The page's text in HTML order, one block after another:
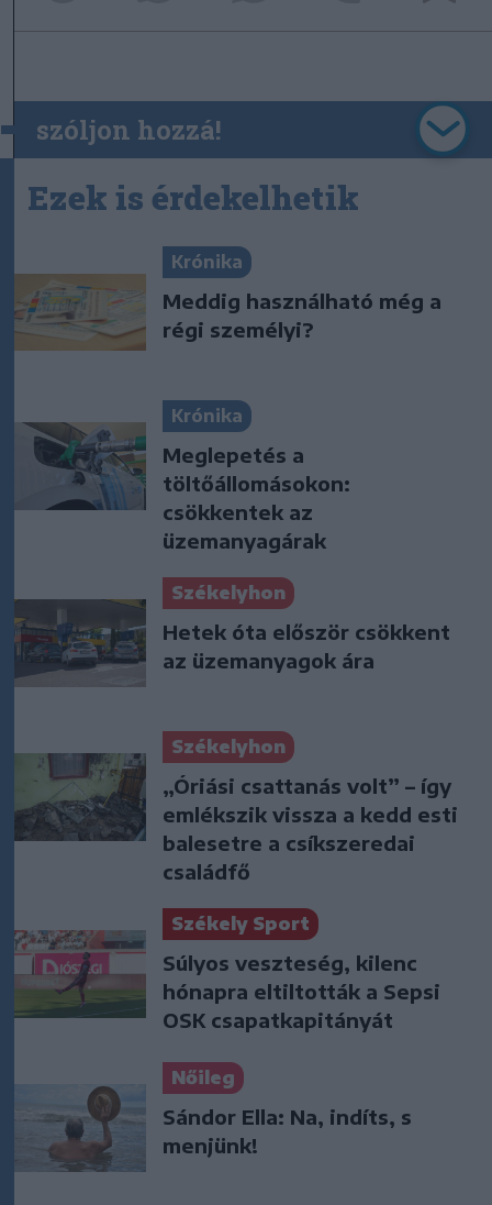
szóljon hozzá!
Ezek is érdekelhetik
Krónika
Meddig használható még a
régi személyi?
Krónika
Meglepetés a
töltőállomásokon:
csökkentek az
üzemanyagárak
Székelyhon
Hetek óta először csökkent
az üzemanyagok ára
Székelyhon
„Óriási csattanás volt” – így
emlékszik vissza a kedd esti
balesetre a csíkszeredai
családfő
Székely Sport
Súlyos veszteség, kilenc
hónapra eltiltották a Sepsi
OSK csapatkapitányát
Nőileg
Sándor Ella: Na, indíts, s
menjünk!